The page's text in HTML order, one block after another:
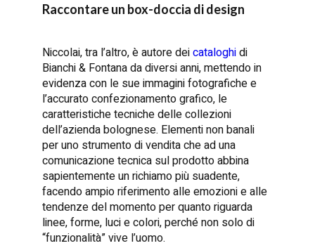
Raccontare un box-doccia di design
Niccolai, tra l’altro, è autore deicataloghidi
Bianchi & Fontana da diversi anni, mettendo in
evidenza con le sue immagini fotografiche e
l’accurato confezionamento grafico, le
caratteristiche tecniche delle collezioni
dell’azienda bolognese. Elementi non banali
per uno strumento di vendita che ad una
comunicazione tecnica sul prodotto abbina
sapientemente un richiamo più suadente,
facendo ampio riferimento alle emozioni e alle
tendenze del momento per quanto riguarda
linee, forme, luci e colori, perché non solo di
“funzionalità” vive l’uomo.